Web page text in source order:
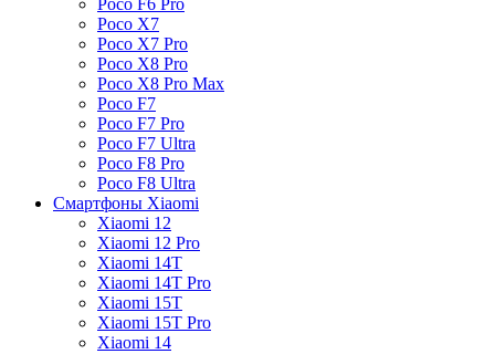
Poco F6 Pro
Poco X7
Poco X7 Pro
Poco X8 Pro
Poco X8 Pro Max
Poco F7
Poco F7 Pro
Poco F7 Ultra
Poco F8 Pro
Poco F8 Ultra
Смартфоны Xiaomi
Xiaomi 12
Xiaomi 12 Pro
Xiaomi 14T
Xiaomi 14T Pro
Xiaomi 15T
Xiaomi 15T Pro
Xiaomi 14